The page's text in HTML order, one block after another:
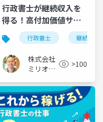
ランキング 平均年収
行政書士が継続収入を
得る！高付加価値サー
ビス３選行政書士 継続収入
株式会社
ミリオン
>100